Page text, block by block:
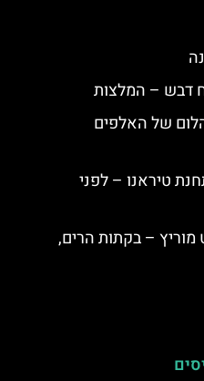
דבש – המלצות
של האלפים
טיראנו – לפני
מוריץ – בקתות הרים,